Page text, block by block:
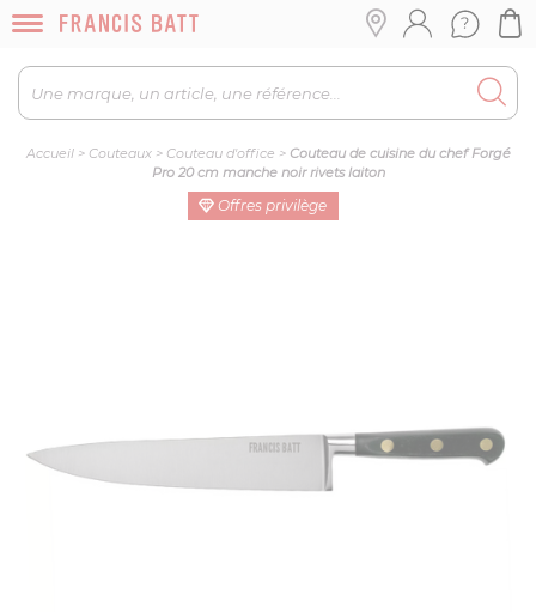
Accueil> Couteaux> Couteau d'office > Couteau de cuisine du chef Forgé
Pro 20 cm manche noir rivets laiton
Offres privilège